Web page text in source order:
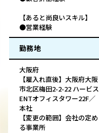
【あると尚良いスキル】
●営業経験
勤務地
大阪府
【雇入れ直後】大阪府大阪
市北区梅田2-2-22 ハービス
ENTオフィスタワー22F／
本社
【変更の範囲】会社の定め
る事業所